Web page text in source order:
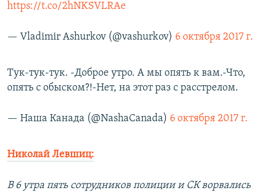
https://t.co/2hNKSVLRAe
— Vladimir Ashurkov (@vashurkov) 6 октября 2017 г.
Тук-тук-тук. -Доброе утро. А мы опять к вам.-Что,
опять с обыском?!-Нет, на этот раз с расстрелом.
— Наша Канада (@NashaCanada) 6 октября 2017 г.
Николай Левшиц:
В 6 утра пять сотрудников полиции и СК ворвались